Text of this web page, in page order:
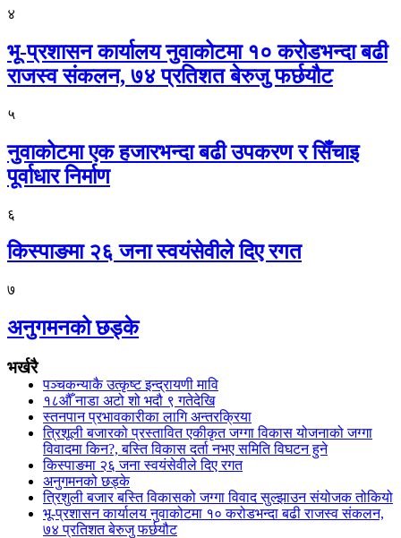
४
भू-प्रशासन कार्यालय नुवाकोटमा १० करोडभन्दा बढी
राजस्व संकलन, ७४ प्रतिशत बेरुजु फर्छयौट
५
नुवाकोटमा एक हजारभन्दा बढी उपकरण र सिँचाइ
पूर्वाधार निर्माण
६
किस्पाङमा २६ जना स्वयंसेवीले दिए रगत
७
अनुगमनको छड्के
भर्खरै
पञ्चकन्याकै उत्कृष्ट इन्द्रायणी मावि
१८औँ नाडा अटो शो भदौ ९ गतेदेखि
स्तनपान प्रभावकारीका लागि अन्तरक्रिया
त्रिशूली बजारको प्रस्तावित एकीकृत जग्गा विकास योजनाको जग्गा
विवादमा किन?, बस्ति विकास दर्ता नभए समिति विघटन हुने
किस्पाङमा २६ जना स्वयंसेवीले दिए रगत
अनुगमनको छड्के
त्रिशुली बजार बस्ति विकासको जग्गा विवाद सुल्झाउन संयोजक तोकियो
भू-प्रशासन कार्यालय नुवाकोटमा १० करोडभन्दा बढी राजस्व संकलन,
७४ प्रतिशत बेरुजु फर्छयौट